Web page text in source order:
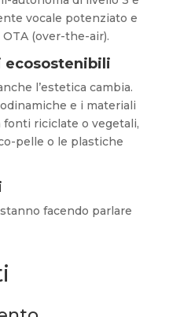
vocale potenziato e
(over-the-air).
ecosostenibili
l’estetica cambia.
e i materiali
riciclate o vegetali,
pelle o le plastiche
facendo parlare